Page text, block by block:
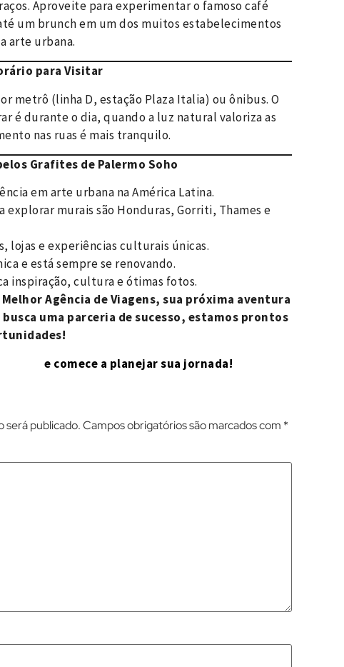
Aproveite para experimentar o famoso café
um brunch em um dos muitos estabelecimentos
arte urbana.
para Visitar
metrô (linha D, estação Plaza Italia) ou ônibus. O
é durante o dia, quando a luz natural valoriza as
nas ruas é mais tranquilo.
Grafites de Palermo Soho
em arte urbana na América Latina.
explorar murais são Honduras, Gorriti, Thames e
lojas e experiências culturais únicas.
e está sempre se renovando.
inspiração, cultura e ótimas fotos.
Melhor Agência de Viagens, sua próxima aventura
uma parceria de sucesso, estamos prontos
e comece a planejar sua jornada!
será publicado.Campos obrigatórios são marcados com *